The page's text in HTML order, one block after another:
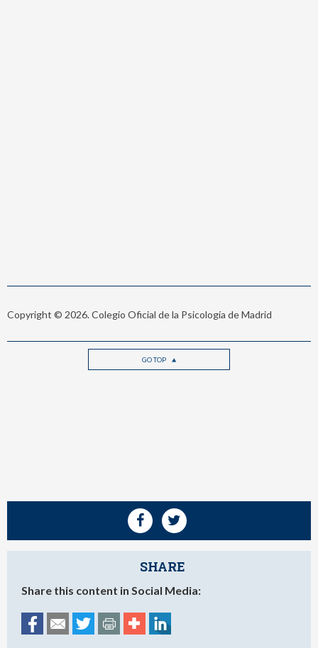
Copyright © 2026. Colegio Oficial de la Psicología de Madrid
GO TOP
SHARE
Share this content in Social Media: